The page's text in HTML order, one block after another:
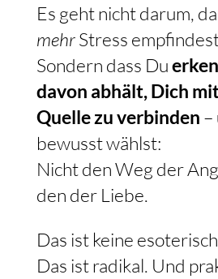
Es geht nicht darum,
mehrStress
Sondern dass Du
davon abhält, Dich
Quelle zu verbinden –
bewusst wählst:
Nicht den Weg der
den der Liebe.
Das ist keine
Das ist radikal. Und